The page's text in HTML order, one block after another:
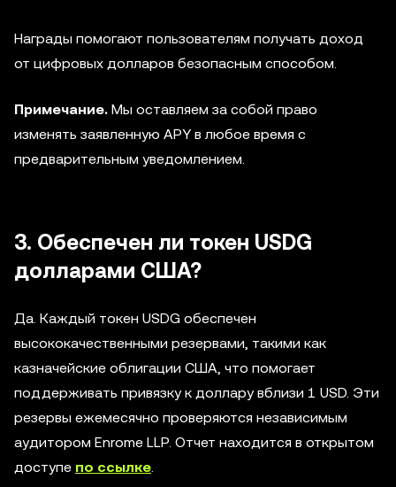
Награды помогают пользователям получать доход
от цифровых долларов безопасным способом.
Примечание. Мы оставляем за собой право
изменять заявленную APY в любое время с
предварительным уведомлением.
3. Обеспечен ли токен USDG
долларами США?
Да. Каждый токен USDG обеспечен
высококачественными резервами, такими как
казначейские облигации США, что помогает
поддерживать привязку к доллару вблизи 1 USD. Эти
резервы ежемесячно проверяются независимым
аудитором Enrome LLP. Отчет находится в открытом
доступе по ссылке.